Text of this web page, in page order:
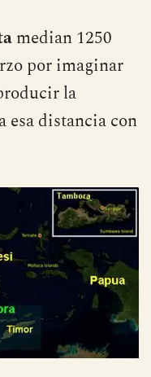
median 1250
por imaginar
la
esa distancia con